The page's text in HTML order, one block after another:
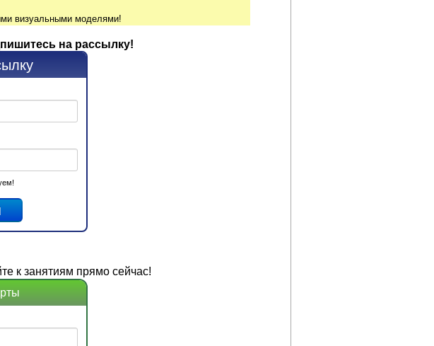
визуальными моделями!
на рассылку!
к занятиям прямо сейчас!